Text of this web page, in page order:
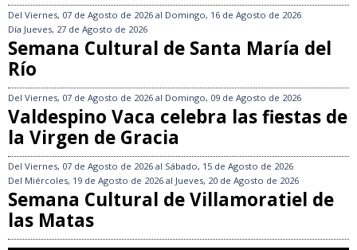
Del Viernes, 07 de Agosto de 2026 al Domingo, 16 de Agosto de 2026
Día Jueves, 27 de Agosto de 2026
Semana Cultural de Santa María del
Río
Del Viernes, 07 de Agosto de 2026 al Domingo, 09 de Agosto de 2026
Valdespino Vaca celebra las fiestas de
la Virgen de Gracia
Del Viernes, 07 de Agosto de 2026 al Sábado, 15 de Agosto de 2026
Del Miércoles, 19 de Agosto de 2026 al Jueves, 20 de Agosto de 2026
Semana Cultural de Villamoratiel de
las Matas